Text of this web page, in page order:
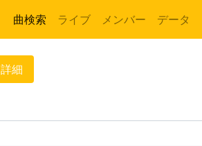
曲検索 ライブ メンバー データ
詳細